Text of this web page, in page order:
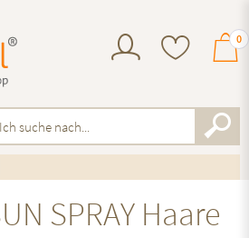
0
SPRAY Haare